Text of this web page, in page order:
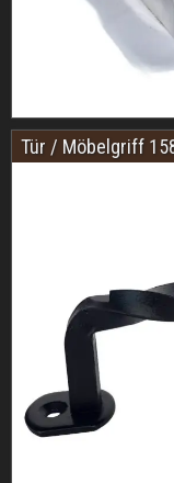
Tür / Möbelgriff